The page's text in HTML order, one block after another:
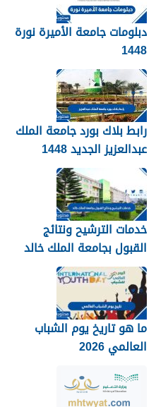
دبلومات جامعة الأميرة نورة
1448
رابط بلاك بورد جامعة الملك
عبدالعزيز الجديد 1448
blackboard kau
خدمات الترشيح ونتائج
القبول بجامعة الملك خالد
1448
ما هو تاريخ يوم الشباب
العالمي 2026